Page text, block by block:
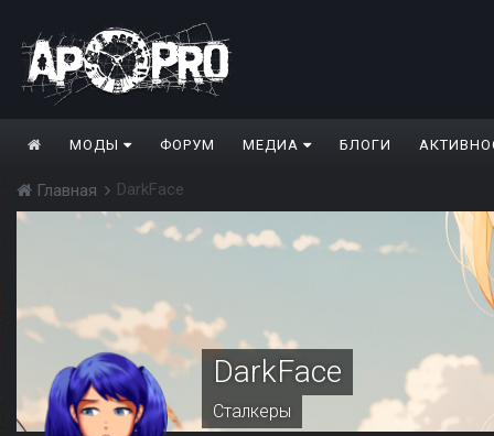
МОДЫ ФОРУМ МЕДИА БЛОГИ
Главная DarkFace
DarkFace
Сталкеры